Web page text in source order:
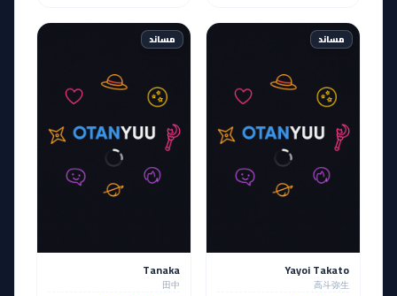
مساند
Yayoi Takato
高斗弥生
مساند
Tanaka
田中